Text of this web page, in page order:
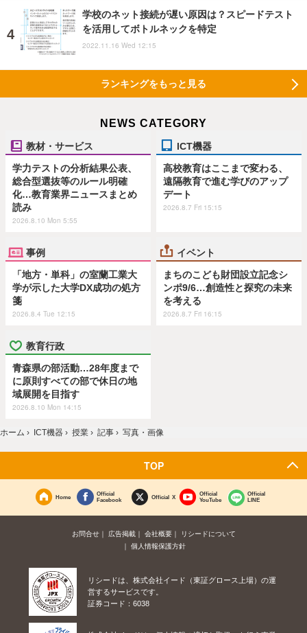
学校のネット接続が遅い原因は？スピードテスト
を活用してボトルネックを特定
2022.11.16 Wed 12:15
ランキングをもっと見る
NEWS CATEGORY
教材・サービス
学力テストの分析結果公表、
総合型選抜等のルール明確
化…教育業界ニュースまとめ
読み
2026.8.10 Mon 5:55
ICT機器
高校教育はここまで変わる、
遠隔教育で進む学びのアップ
デート
2026.8.7 Fri 15:15
事例
「地方・単科」の室蘭工業大
学が示した大学DX成功の処方
箋
2026.8.4 Tue 12:15
イベント
まちのこども財団設立記念シ
ンポ9/6…創造性と探究の未来
を考える
2026.8.7 Fri 16:15
教育行政
青森県の部活動…28年度まで
に原則すべての部で休日の地
域展開を目指す
2026.8.10 Mon 14:15
ホーム › ICT機器 › 授業 › 記事 › 写真・画像
TOP
Home
Official
Facebook
Official X
Official
YouTube
Official
LINE
お問合せ 広告掲載 会社概要
リシードについて
個人情報保護方針
リシードは、株式会社イード（東証グロース上場）の運
営するサービスです。
証券コード：6038